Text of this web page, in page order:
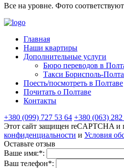
Все на уровне. Фото
Главная
Наши квартиры
Дополнительные услуги
Бюро переводов в
Такси Борисполь-
Поесть/посмотреть в Полтаве
Почитать о Полтаве
Контакты
+380 (099) 727 53 64 +380 (063) 282
Этот сайт защищен reCAPTCHA и
конфиденциальности и Условия
Оставьте отзыв
Ваше имя:*:
Ваш телефон*: